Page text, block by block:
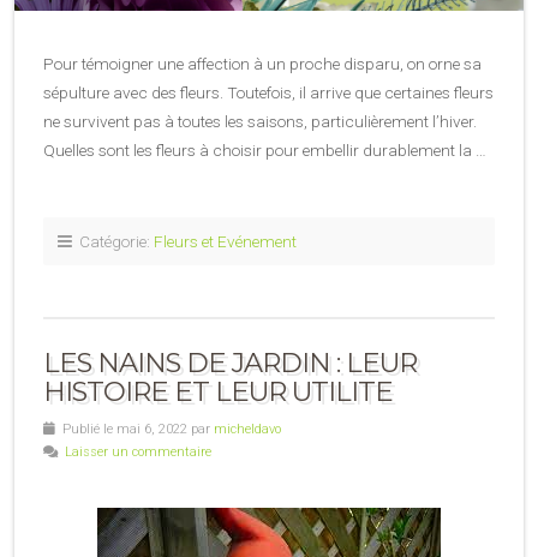
Pour témoigner une affection à un proche disparu, on orne sa
sépulture avec des fleurs. Toutefois, il arrive que certaines fleurs
ne survivent pas à toutes les saisons, particulièrement l’hiver.
Quelles sont les fleurs à choisir pour embellir durablement la …
Catégorie: Fleurs et Evénement
LES NAINS DE JARDIN : LEUR
HISTOIRE ET LEUR UTILITE
Publié le mai 6, 2022 par micheldavo
Laisser un commentaire